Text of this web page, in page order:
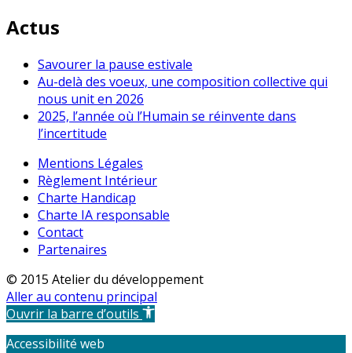
Actus
Savourer la pause estivale
Au-delà des voeux, une composition collective qui
nous unit en 2026
2025, l’année où l’Humain se réinvente dans
l’incertitude
Mentions Légales
Règlement Intérieur
Charte Handicap
Charte IA responsable
Contact
Partenaires
© 2015 Atelier du développement
Aller au contenu principal
Ouvrir la barre d’outils
Accessibilité web